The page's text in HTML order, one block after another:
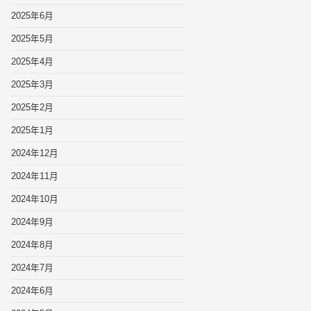
2025年6月
2025年5月
2025年4月
2025年3月
2025年2月
2025年1月
2024年12月
2024年11月
2024年10月
2024年9月
2024年8月
2024年7月
2024年6月